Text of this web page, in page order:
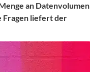
an Datenvolumen
Fragen liefert der